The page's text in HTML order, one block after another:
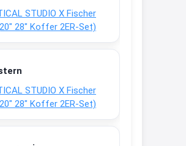
STUDIO X Fischer
28″ Koffer 2ER-Set)
STUDIO X Fischer
28″ Koffer 2ER-Set)
zu sehen, alles gut?
/ Sensodyne Rabatt 3€
15.000www.erlebe-